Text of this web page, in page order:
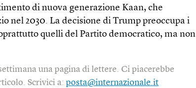
di nuova generazione Kaan, che
nel 2030. La decisione di Trump preoccupa i
quelli del Partito democratico, ma non
una pagina di lettere. Ci piacerebbe
Scrivici a:posta@internazionale.it